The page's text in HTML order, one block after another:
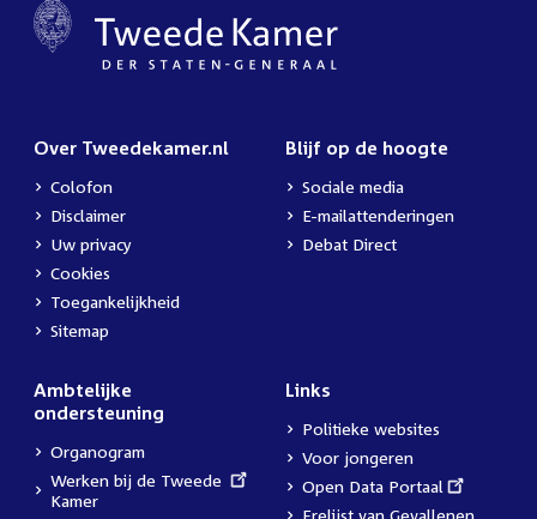
Over Tweedekamer.nl
Colofon
Disclaimer
Uw privacy
Cookies
Toegankelijkheid
Sitemap
Blijf op de hoogte
Sociale media
E-mailattenderingen
Debat Direct
Ambtelijke
ondersteuning
Organogram
External
link:
Werken bij de Tweede
Kamer
Links
Politieke websites
Voor jongeren
External
link:
Open Data Portaal
Erelijst van Gevallenen